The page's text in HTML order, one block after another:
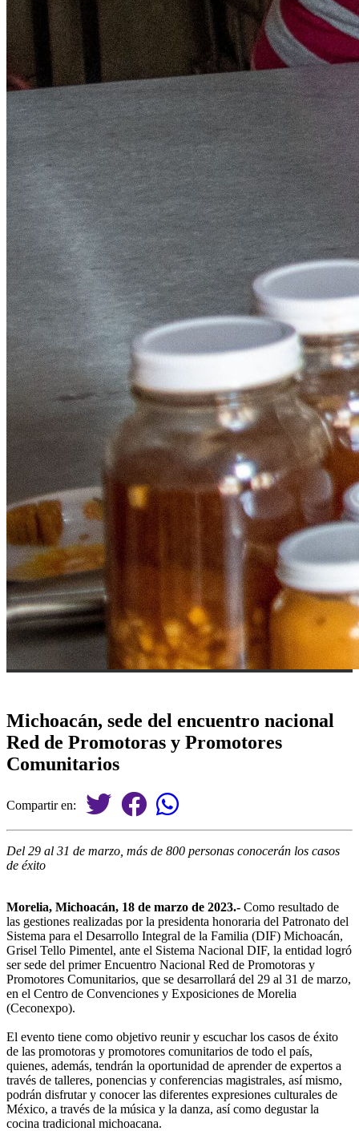
Michoacán, sede del encuentro nacional
Red de Promotoras y Promotores
Comunitarios
Compartir en:
Del 29 al 31 de marzo, más de 800 personas conocerán los casos
de éxito
Morelia, Michoacán, 18 de marzo de 2023.- Como resultado de
las gestiones realizadas por la presidenta honoraria del Patronato del
Sistema para el Desarrollo Integral de la Familia (DIF) Michoacán,
Grisel Tello Pimentel, ante el Sistema Nacional DIF, la entidad logró
ser sede del primer Encuentro Nacional Red de Promotoras y
Promotores Comunitarios, que se desarrollará del 29 al 31 de marzo,
en el Centro de Convenciones y Exposiciones de Morelia
(Ceconexpo).
El evento tiene como objetivo reunir y escuchar los casos de éxito
de las promotoras y promotores comunitarios de todo el país,
quienes, además, tendrán la oportunidad de aprender de expertos a
través de talleres, ponencias y conferencias magistrales, así mismo,
podrán disfrutar y conocer las diferentes expresiones culturales de
México, a través de la música y la danza, así como degustar la
cocina tradicional michoacana.